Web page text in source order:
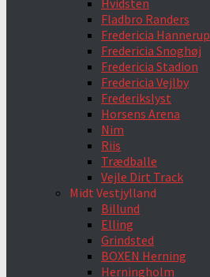
Hvidsten
Fladbro Randers
Fredericia Hannerup
Fredericia Snoghøj
Fredericia Stadion
Fredericia Vejlby
Frederikslyst
Horsens Arena
Nim
Riis
Trædballe
Vejle Dirt Track
Midt Vestjylland
Billund
Elling
Grindsted
BOXEN Herning
Herningholm